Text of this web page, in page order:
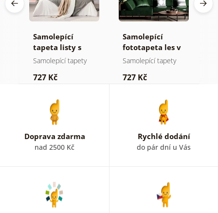
Samolepící
tapeta listy s
pastelovým
Samolepící tapety
727 Kč
Samolepící
fototapeta les v
mlze
Samolepící tapety
727 Kč
Doprava zdarma
nad 2500 Kč
Rychlé dodání
do pár dní u Vás